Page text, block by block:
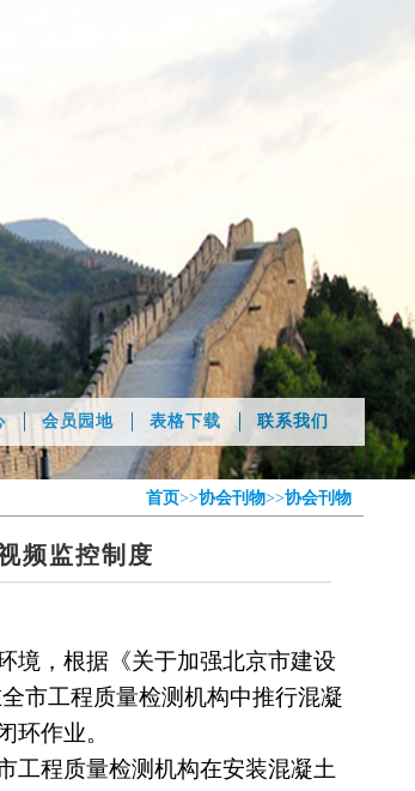
会员园地 表格下载 联系我们
首页>>协会刊物>>协会刊物
频监控制度
境，根据《关于加强北京市建设
市工程质量检测机构中推行混凝
环作业。
工程质量检测机构在安装混凝土